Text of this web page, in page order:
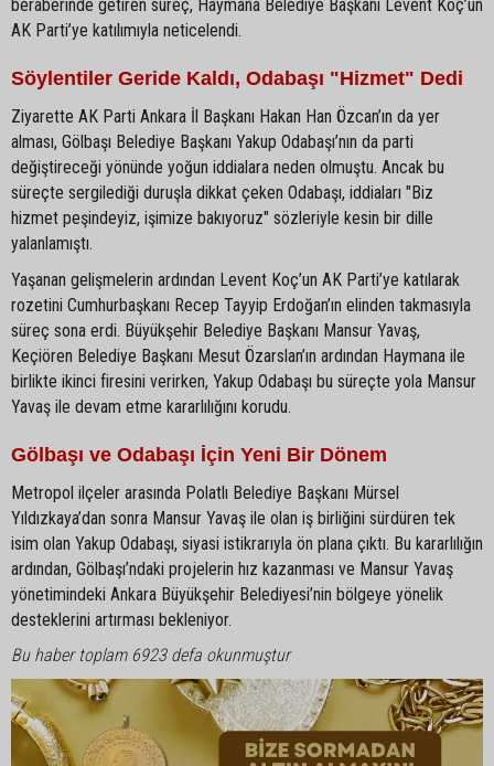
beraberinde getiren süreç, Haymana Belediye Başkanı Levent Koç’un
AK Parti’ye katılımıyla neticelendi.
Söylentiler Geride Kaldı, Odabaşı "Hizmet" Dedi
Ziyarette AK Parti Ankara İl Başkanı Hakan Han Özcan’ın da yer
alması, Gölbaşı Belediye Başkanı Yakup Odabaşı’nın da parti
değiştireceği yönünde yoğun iddialara neden olmuştu. Ancak bu
süreçte sergilediği duruşla dikkat çeken Odabaşı, iddiaları "Biz
hizmet peşindeyiz, işimize bakıyoruz" sözleriyle kesin bir dille
yalanlamıştı.
Yaşanan gelişmelerin ardından Levent Koç’un AK Parti’ye katılarak
rozetini Cumhurbaşkanı Recep Tayyip Erdoğan’ın elinden takmasıyla
süreç sona erdi. Büyükşehir Belediye Başkanı Mansur Yavaş,
Keçiören Belediye Başkanı Mesut Özarslan’ın ardından Haymana ile
birlikte ikinci firesini verirken, Yakup Odabaşı bu süreçte yola Mansur
Yavaş ile devam etme kararlılığını korudu.
Gölbaşı ve Odabaşı İçin Yeni Bir Dönem
Metropol ilçeler arasında Polatlı Belediye Başkanı Mürsel
Yıldızkaya’dan sonra Mansur Yavaş ile olan iş birliğini sürdüren tek
isim olan Yakup Odabaşı, siyasi istikrarıyla ön plana çıktı. Bu kararlılığın
ardından, Gölbaşı’ndaki projelerin hız kazanması ve Mansur Yavaş
yönetimindeki Ankara Büyükşehir Belediyesi’nin bölgeye yönelik
desteklerini artırması bekleniyor.
Bu haber toplam 6923 defa okunmuştur